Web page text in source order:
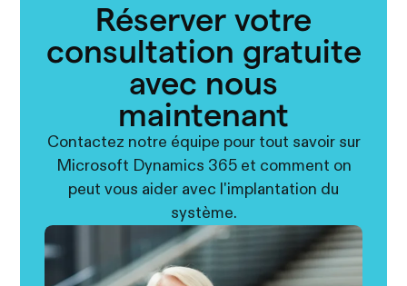
Réserver votre
consultation gratuite
avec nous
maintenant
Contactez notre équipe pour tout savoir sur
Microsoft Dynamics 365 et comment on
peut vous aider avec l'implantation du
système.